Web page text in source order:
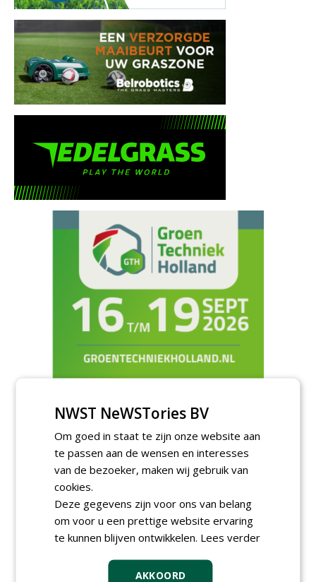
Meld je aan voor onze digitale
nieuwsbrief.
NWST NeWSTories BV
Om goed in staat te zijn onze website aan
te passen aan de wensen en interesses
van de bezoeker, maken wij gebruik van
cookies.
Deze gegevens zijn voor ons van belang
om voor u een prettige website ervaring
te kunnen blijven ontwikkelen. Lees verder
AKKOORD